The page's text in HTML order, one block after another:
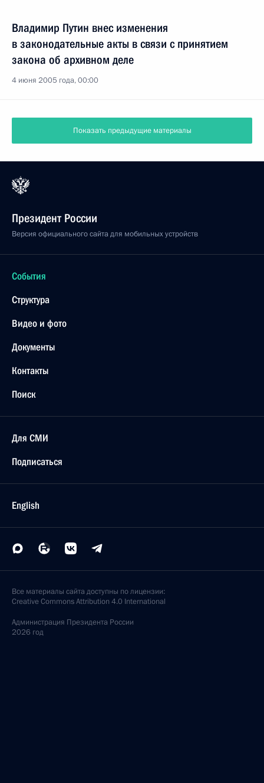
Владимир Путин внес изменения
в законодательные акты в связи с принятием
закона об архивном деле
4 июня 2005 года, 00:00
Показать предыдущие материалы
Президент России
Версия официального сайта для мобильных устройств
События
Структура
Видео и фото
Документы
Контакты
Поиск
Для СМИ
Подписаться
English
Все материалы сайта доступны по лицензии:
Creative Commons Attribution 4.0 International
Администрация Президента России
2026 год